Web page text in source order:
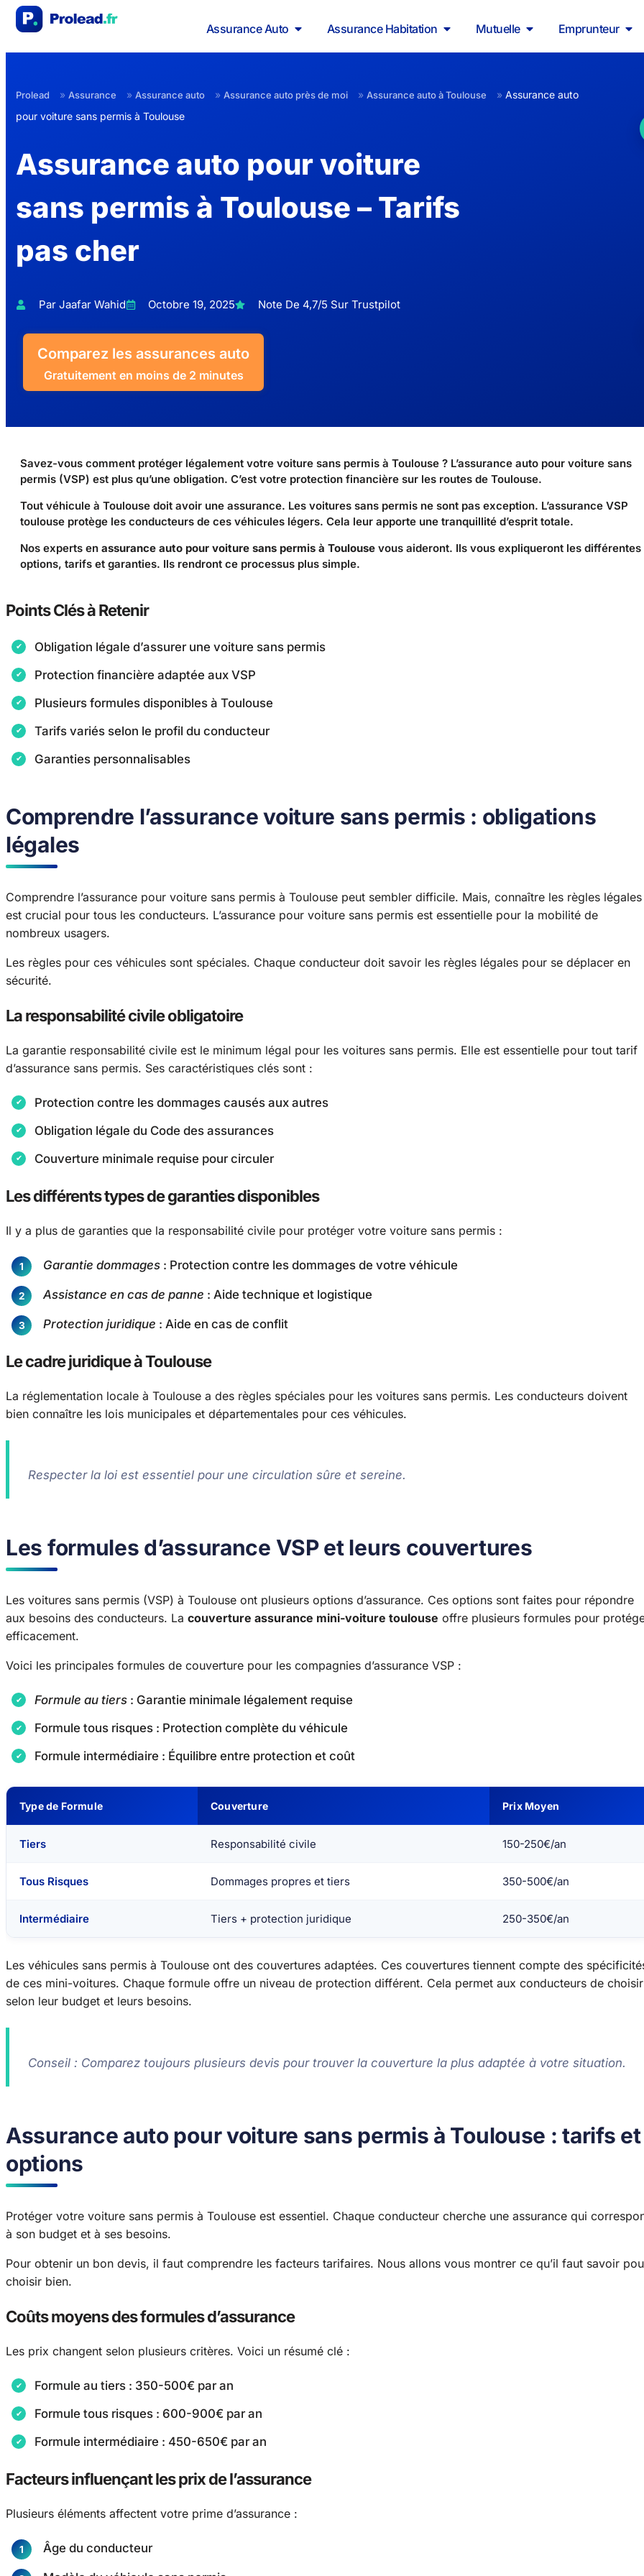
Assurance Auto Assurance Habitation Mutuelle Emprunteur
Prolead » Assurance » Assurance auto » Assurance auto près de moi » Assurance auto à Toulouse » Assurance auto
pour voiture sans permis à Toulouse
Assurance auto pour voiture
sans permis à Toulouse – Tarifs
pas cher
Par Jaafar Wahid Octobre 19, 2025 Note De 4,7/5 Sur Trustpilot
Comparez les assurances auto
Gratuitement en moins de 2 minutes
Savez-vous comment protéger légalement votre voiture sans permis à Toulouse ? L’assurance auto pour voiture sans
permis (VSP) est plus qu’une obligation. C’est votre protection financière sur les routes de Toulouse.
Tout véhicule à Toulouse doit avoir une assurance. Les voitures sans permis ne sont pas exception. L’assurance VSP
toulouse protège les conducteurs de ces véhicules légers. Cela leur apporte une tranquillité d’esprit totale.
Nos experts en assurance auto pour voiture sans permis à Toulouse vous aideront. Ils vous expliqueront les différentes
options, tarifs et garanties. Ils rendront ce processus plus simple.
Points Clés à Retenir
Obligation légale d’assurer une voiture sans permis
Protection financière adaptée aux VSP
Plusieurs formules disponibles à Toulouse
Tarifs variés selon le profil du conducteur
Garanties personnalisables
Comprendre l’assurance voiture sans permis : obligations
légales
Comprendre l’assurance pour voiture sans permis à Toulouse peut sembler difficile. Mais, connaître les règles légales
est crucial pour tous les conducteurs. L’assurance pour voiture sans permis est essentielle pour la mobilité de
nombreux usagers.
Les règles pour ces véhicules sont spéciales. Chaque conducteur doit savoir les règles légales pour se déplacer en
sécurité.
La responsabilité civile obligatoire
La garantie responsabilité civile est le minimum légal pour les voitures sans permis. Elle est essentielle pour tout tarif
d’assurance sans permis. Ses caractéristiques clés sont :
Protection contre les dommages causés aux autres
Obligation légale du Code des assurances
Couverture minimale requise pour circuler
Les différents types de garanties disponibles
Il y a plus de garanties que la responsabilité civile pour protéger votre voiture sans permis :
Garantie dommages : Protection contre les dommages de votre véhicule
Assistance en cas de panne : Aide technique et logistique
Protection juridique : Aide en cas de conflit
Le cadre juridique à Toulouse
La réglementation locale à Toulouse a des règles spéciales pour les voitures sans permis. Les conducteurs doivent
bien connaître les lois municipales et départementales pour ces véhicules.
Respecter la loi est essentiel pour une circulation sûre et sereine.
Les formules d’assurance VSP et leurs couvertures
Les voitures sans permis (VSP) à Toulouse ont plusieurs options d’assurance. Ces options sont faites pour répondre
aux besoins des conducteurs. La couverture assurance mini-voiture toulouse offre plusieurs formules pour
efficacement.
Voici les principales formules de couverture pour les compagnies d’assurance VSP :
Formule au tiers : Garantie minimale légalement requise
Formule tous risques : Protection complète du véhicule
Formule intermédiaire : Équilibre entre protection et coût
Type de Formule Couverture Prix Moyen
Tiers Responsabilité civile 150-250€/an
Tous Risques Dommages propres et tiers 350-500€/an
Intermédiaire Tiers + protection juridique 250-350€/an
Les véhicules sans permis à Toulouse ont des couvertures adaptées. Ces couvertures tiennent compte des
de ces mini-voitures. Chaque formule offre un niveau de protection différent. Cela permet aux conducteurs de choisir
selon leur budget et leurs besoins.
Conseil : Comparez toujours plusieurs devis pour trouver la couverture la plus adaptée à votre situation.
Assurance auto pour voiture sans permis à Toulouse : tarifs et
options
Protéger votre voiture sans permis à Toulouse est essentiel. Chaque conducteur cherche une assurance qui
à son budget et à ses besoins.
Pour obtenir un bon devis, il faut comprendre les facteurs tarifaires. Nous allons vous montrer ce qu’il faut savoir
choisir bien.
Coûts moyens des formules d’assurance
Les prix changent selon plusieurs critères. Voici un résumé clé :
Formule au tiers : 350-500€ par an
Formule tous risques : 600-900€ par an
Formule intermédiaire : 450-650€ par an
Facteurs influençant les prix de l’assurance
Plusieurs éléments affectent votre prime d’assurance :
Âge du conducteur